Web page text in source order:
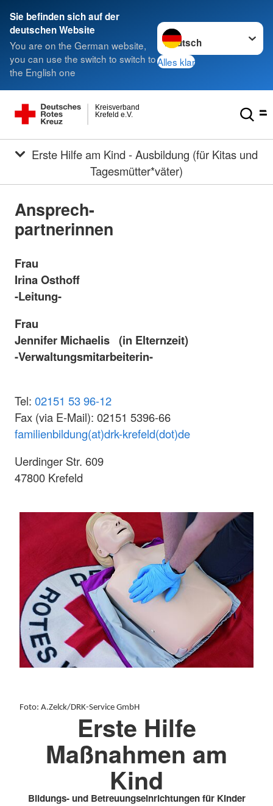
Sie befinden sich auf der
deutschen Website
You are on the German website,
you can use the switch to switch to
the English one
Sprache wechseln zu
Alles klar
Krefeld e.V.
Kreisverband
Tagesmütter*väter)
Ansprech-
partnerinnen
Frau
Irina Osthoff
-Leitung-
Frau
Jennifer Michaelis (in Elternzeit)
-Verwaltungsmitarbeiterin-
Tel: 02151 53 96-12
Fax (via E-Mail): 02151 5396-66
familienbildung(at)drk-krefeld(dot)de
Uerdinger Str. 609
47800 Krefeld
Foto: A.Zelck/DRK-Service GmbH
Erste Hilfe
Maßnahmen am
Kind
Bildungs- und Betreuungseinrichtungen für Kinder